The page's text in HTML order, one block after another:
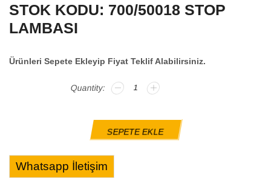
STOK KODU: 700/50018 STOP
LAMBASI
Ürünleri Sepete Ekleyip Fiyat Teklif Alabilirsiniz.
SEPETE EKLE
Whatsapp İletişim